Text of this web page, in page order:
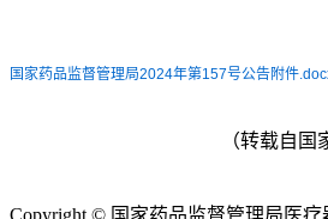
国家药品监督管理局2024年第157号公告附件
（转载自国
Copyright © 国家药品监督管理局医